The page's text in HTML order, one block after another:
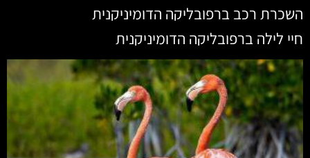
השכרת רכב ברפובליקה הדומיניקנית
חיי לילה ברפובליקה הדומיניקנית